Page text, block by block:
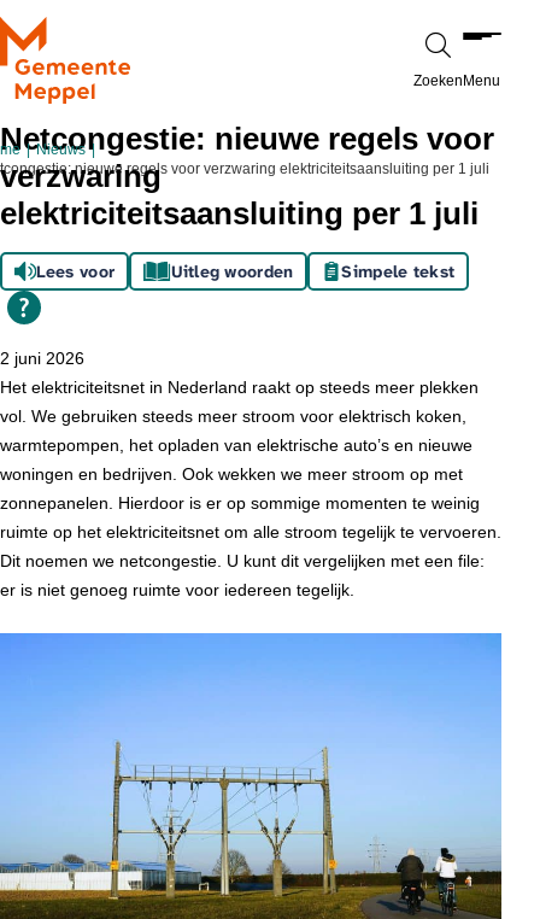
Ga naar de inhoud
Zoeken Menu
Nieuws
nieuwe regels voor verzwaring elektriciteitsaansluiting per 1 juli
Netcongestie: nieuwe regels voor
verzwaring
elektriciteitsaansluiting per 1 juli
Lees voor Uitleg woorden Simpele tekst
2 juni 2026
Het elektriciteitsnet in Nederland raakt op steeds meer plekken
vol. We gebruiken steeds meer stroom voor elektrisch koken,
warmtepompen, het opladen van elektrische auto’s en nieuwe
woningen en bedrijven. Ook wekken we meer stroom op met
zonnepanelen. Hierdoor is er op sommige momenten te weinig
ruimte op het elektriciteitsnet om alle stroom tegelijk te vervoeren.
Dit noemen we netcongestie. U kunt dit vergelijken met een file:
er is niet genoeg ruimte voor iedereen tegelijk.